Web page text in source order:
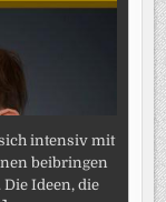
intensiv mit
beibringen
Ideen, die